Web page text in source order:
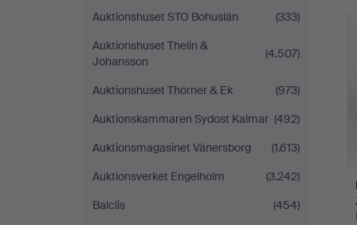
Auktionshuset STO Bohuslän
(333)
Auktionshuset Thelin &
Johansson
(4.507)
Auktionshuset Thörner & Ek
(973)
Auktionskammaren Sydost Kalmar (492)
Auktionsmagasinet Vänersborg
(1.613)
Auktionsverket Engelholm
(3.242)
Balclis
(454)